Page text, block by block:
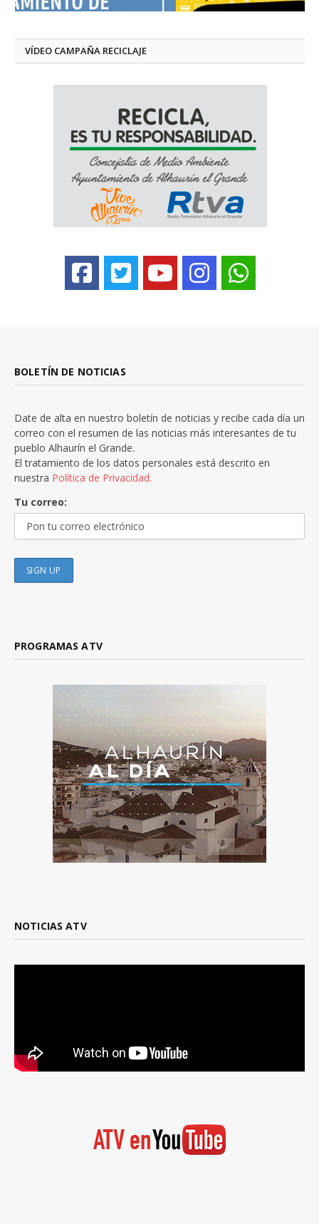
VÍDEO CAMPAÑA RECICLAJE
BOLETÍN DE NOTICIAS
Date de alta en nuestro boletín de noticias y recibe cada día un
correo con el resumen de las noticias más interesantes de tu
pueblo Alhaurín el Grande.
El tratamiento de los datos personales está descrito en
nuestra Política de Privacidad.
Tu correo:
PROGRAMAS ATV
NOTICIAS ATV